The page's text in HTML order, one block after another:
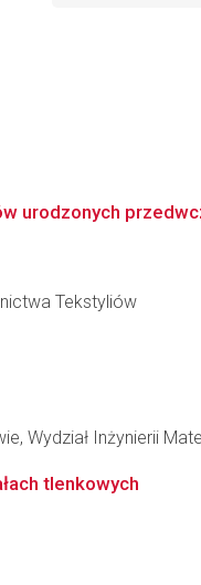
urodzonych
Tekstyliów
Wydział Inżynierii
tlenkowych